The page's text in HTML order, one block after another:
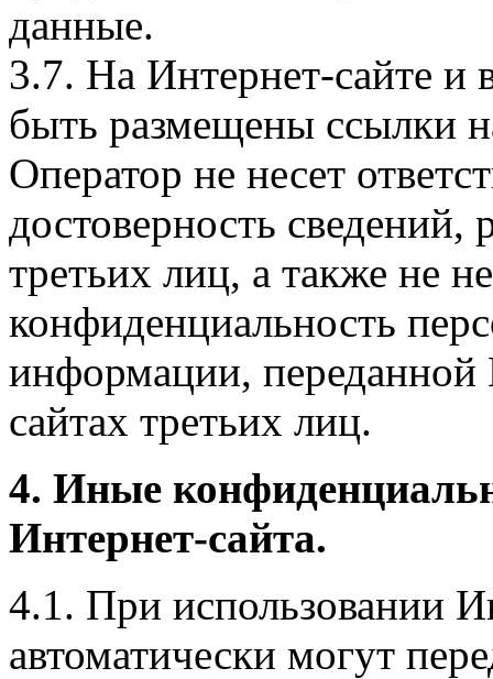
данные.
3.7. На Интернет-сайте
быть размещены ссылки
Оператор не несет
достоверность
третьих лиц, а также не
конфиденциальность
информации, переданной
сайтах третьих лиц.
4. Иные
Интернет-сайта.
4.1. При использовании
автоматически могут